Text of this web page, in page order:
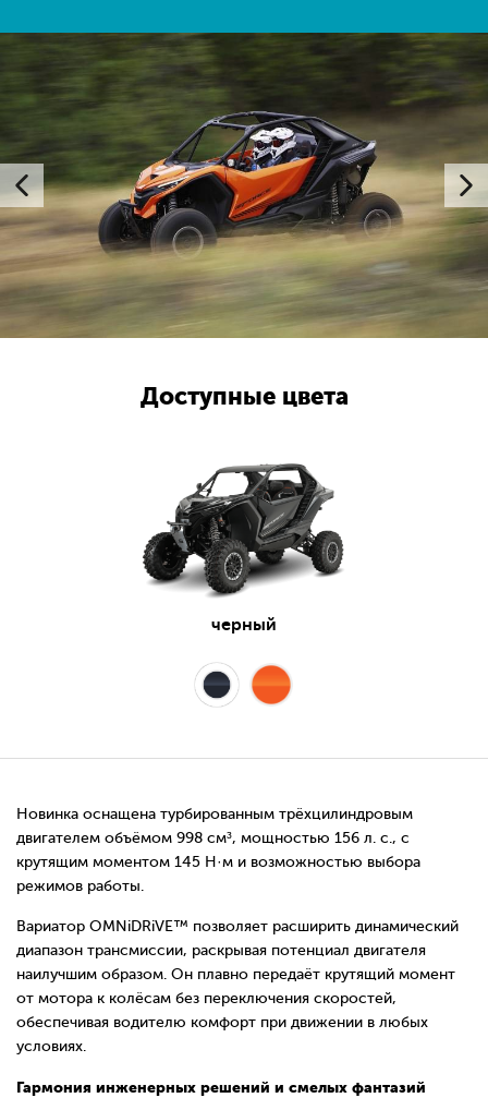
Доступные цвета
черный
Новинка оснащена турбированным трёхцилиндровым
двигателем объёмом 998 см³, мощностью 156 л. с., с
крутящим моментом 145 Н·м и возможностью выбора
режимов работы.
Вариатор OMNiDRiVE™ позволяет расширить динамический
диапазон трансмиссии, раскрывая потенциал двигателя
наилучшим образом. Он плавно передаёт крутящий момент
от мотора к колёсам без переключения скоростей,
обеспечивая водителю комфорт при движении в любых
условиях.
Гармония инженерных решений и смелых фантазий